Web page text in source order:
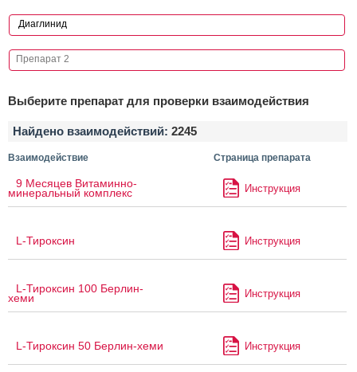
Выберите препарат для проверки взаимодействия
Найдено взаимодействий: 2245
Взаимодействие Страница препарата
9 Месяцев Витаминно-
минеральный комплекс Инструкция
L-Тироксин Инструкция
L-Тироксин 100 Берлин-
хеми Инструкция
L-Тироксин 50 Берлин-хеми Инструкция